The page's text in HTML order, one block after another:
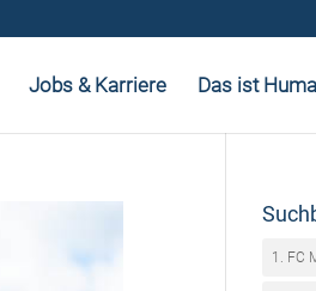
Jobs & Karriere Das ist
1. FC